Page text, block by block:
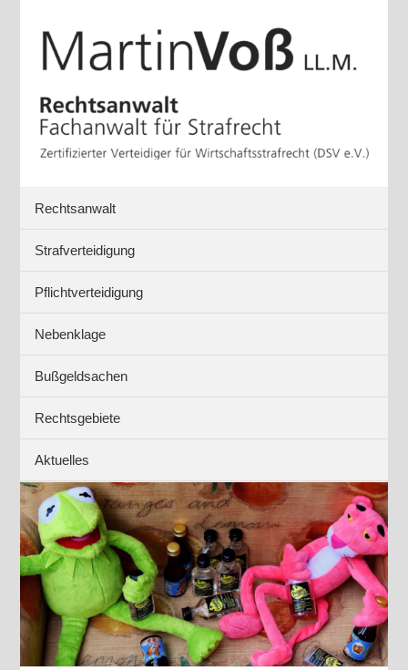
Rechtsanwalt
Strafverteidigung
Pflichtverteidigung
Nebenklage
Bußgeldsachen
Rechtsgebiete
Aktuelles